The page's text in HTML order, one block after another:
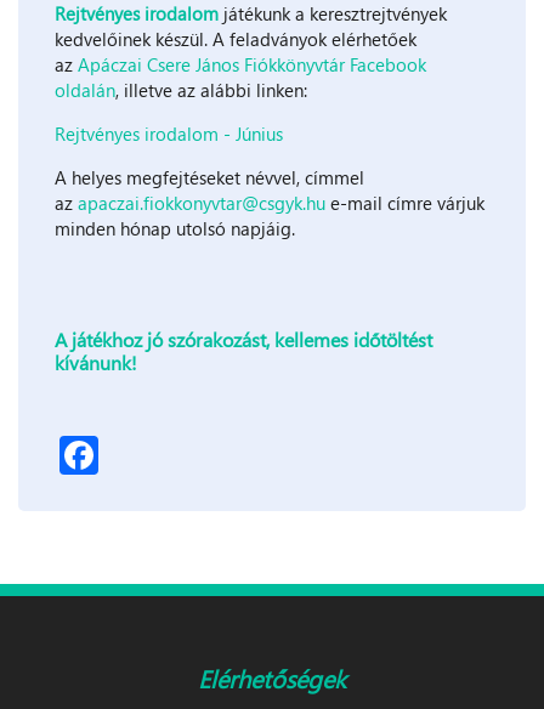
Rejtvényes irodalom játékunk a keresztrejtvények
kedvelőinek készül. A feladványok elérhetőek
az Apáczai Csere János Fiókkönyvtár Facebook
oldalán, illetve az alábbi linken:
Rejtvényes irodalom - Június
A helyes megfejtéseket névvel, címmel
az apaczai.fiokkonyvtar@csgyk.hu e-mail címre várjuk
minden hónap utolsó napjáig.
A játékhoz jó szórakozást, kellemes időtöltést
kívánunk!
Elérhetőségek